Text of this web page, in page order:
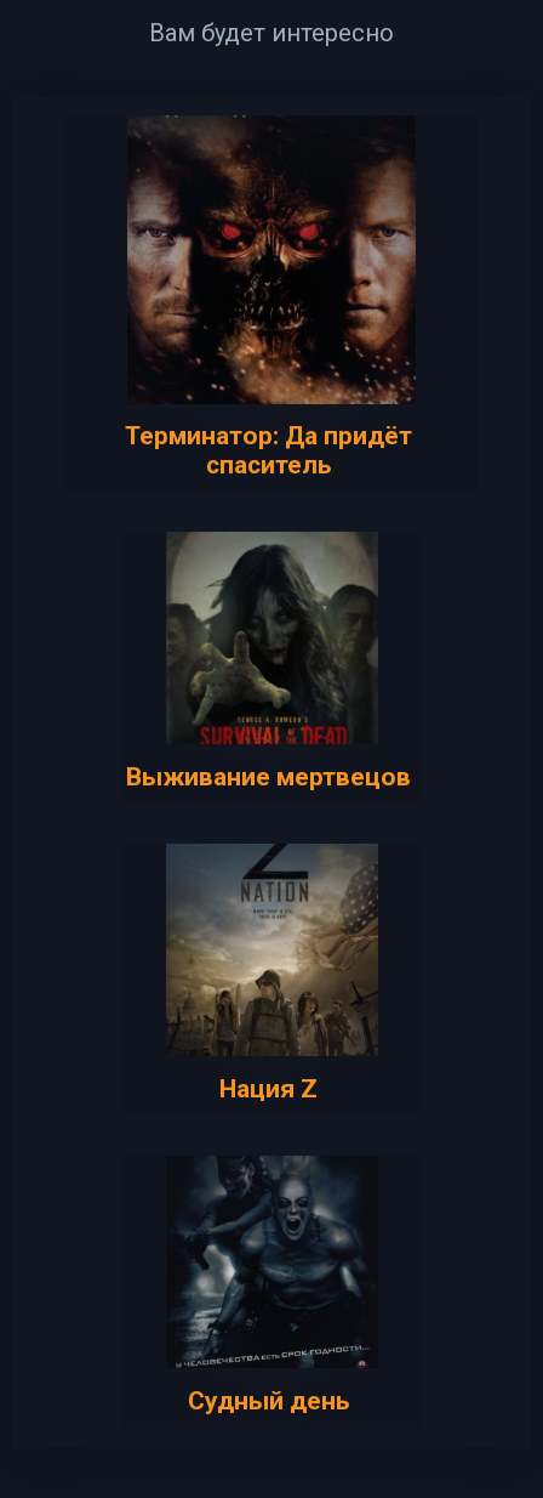
Вам будет интересно
Терминатор: Да придёт
спаситель
Выживание мертвецов
Нация Z
Судный день